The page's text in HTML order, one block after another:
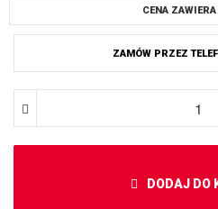
CENA ZAWIERA
ZAMÓW PRZEZ
DODAJ DO